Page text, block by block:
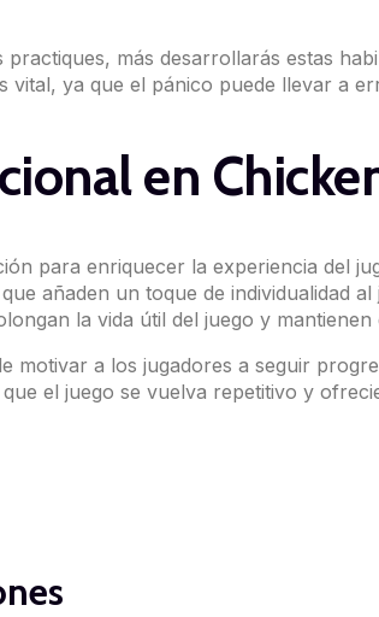
más desarrollarás estas
ya que el pánico puede llevar a
en
para enriquecer la experiencia del
añaden un toque de individualidad
la vida útil del juego y mantienen
a los jugadores a seguir
el juego se vuelva repetitivo y